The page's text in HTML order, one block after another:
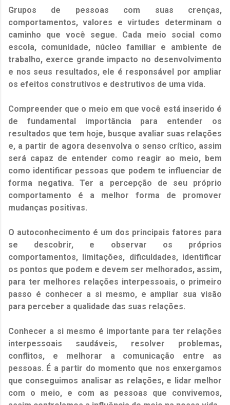
Grupos de pessoas com suas crenças,
comportamentos, valores e virtudes determinam o
caminho que você segue. Cada meio social como
escola, comunidade, núcleo familiar e ambiente de
trabalho, exerce grande impacto no desenvolvimento
e nos seus resultados, ele é responsável por ampliar
os efeitos construtivos e destrutivos de uma vida.
Compreender que o meio em que você está inserido é
de fundamental importância para entender os
resultados que tem hoje, busque avaliar suas relações
e, a partir de agora desenvolva o senso crítico, assim
será capaz de entender como reagir ao meio, bem
como identificar pessoas que podem te influenciar de
forma negativa. Ter a percepção de seu próprio
comportamento é a melhor forma de promover
mudanças positivas.
O autoconhecimento é um dos principais fatores para
se descobrir, e observar os próprios
comportamentos, limitações, dificuldades, identificar
os pontos que podem e devem ser melhorados, assim,
para ter melhores relações interpessoais, o primeiro
passo é conhecer a si mesmo, e ampliar sua visão
para perceber a qualidade das suas relações.
Conhecer a si mesmo é importante para ter relações
interpessoais saudáveis, resolver problemas,
conflitos, e melhorar a comunicação entre as
pessoas. É a partir do momento que nos enxergamos
que conseguimos analisar as relações, e lidar melhor
com o meio, e com as pessoas que convivemos,